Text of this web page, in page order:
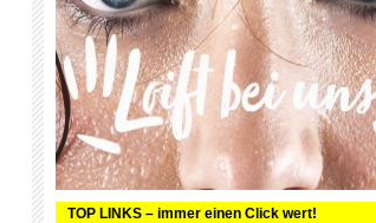
TOP LINKS – immer einen Click wert!